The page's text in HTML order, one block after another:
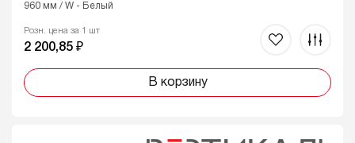
960 мм / W - Белый
Розн. цена за 1 шт
2 200,85 ₽
В корзину